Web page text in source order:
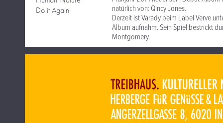
Do it Again
natürlich von: Qincy Jones.
Derzeit ist Varady beim Label Verve
Album aufnahm. Sein Spiel bestrickt
Montgomery.